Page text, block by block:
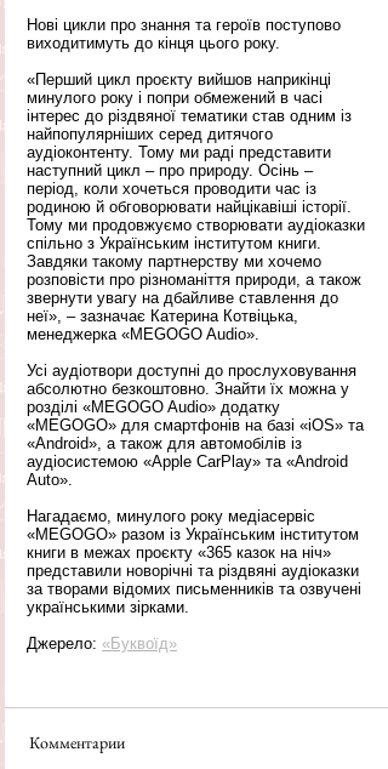
Нові цикли про знання та героїв поступово
виходитимуть до кінця цього року.
«Перший цикл проєкту вийшов наприкінці
минулого року і попри обмежений в часі
інтерес до різдвяної тематики став одним із
найпопулярніших серед дитячого
аудіоконтенту. Тому ми раді представити
наступний цикл – про природу. Осінь –
період, коли хочеться проводити час із
родиною й обговорювати найцікавіші історії.
Тому ми продовжуємо створювати аудіоказки
спільно з Українським інститутом книги.
Завдяки такому партнерству ми хочемо
розповісти про різноманіття природи, а також
звернути увагу на дбайливе ставлення до
неї», – зазначає Катерина Котвіцька,
менеджерка «MEGOGO Audio».
Усі аудіотвори доступні до прослуховування
абсолютно безкоштовно. Знайти їх можна у
розділі «MEGOGO Audio» додатку
«MEGOGO» для смартфонів на базі «iOS» та
«Android», а також для автомобілів із
аудіосистемою «Apple CarPlay» та «Android
Auto».
Нагадаємо, минулого року медіасервіс
«MEGOGO» разом із Українським інститутом
книги в межах проєкту «365 казок на ніч»
представили новорічні та різдвяні аудіоказки
за творами відомих письменників та озвучені
українськими зірками.
Джерело: «Буквоїд»
Комментарии